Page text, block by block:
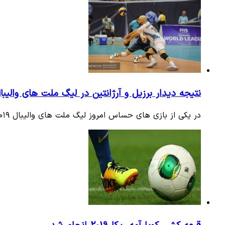
نتیجه دیدار برزیل و آرژانتین در لیگ ملت های
در یکی از بازی های حساس امروز لیگ ملت های والیبال ۲۰۱۹ تیم های آرژانتین و برزیل در توکیو به مصاف هم رفتند.